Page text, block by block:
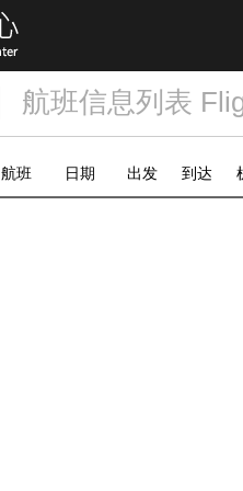
航班信息列表
航班 日期 出发 到达